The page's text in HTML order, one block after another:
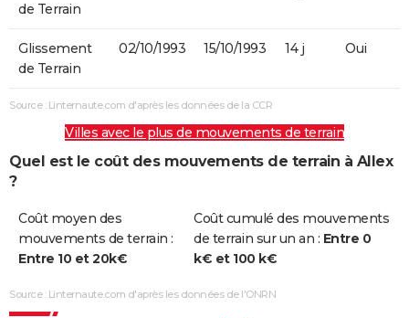
de Terrain
Glissement
de Terrain
02/10/1993 15/10/1993 14 j Oui
Source : Linternaute.com d'après les données de la CCR
Villes avec le plus de mouvements de terrain
Quel est le coût des mouvements de terrain à Allex
?
Coût moyen des
mouvements de terrain :
Entre 10 et 20k€
Coût cumulé des mouvements
de terrain sur un an : Entre 0
k€ et 100 k€
Source : Linternaute.com d'après les données de l'ONRN